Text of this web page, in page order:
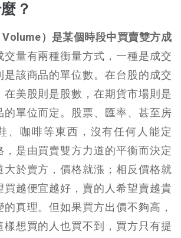
？
Volume）是某個時段中買賣雙方成
交量有兩種衡量方式，一種是成交
是該商品的單位數。在台股的成交
在美股則是股數，在期貨市場則是
的單位而定。股票、匯率、甚至房
、咖啡等東西，沒有任何人能定
，是由買賣雙方力道的平衡而決定
大於賣方，價格就漲；相反價格就
買越便宜越好，賣的人希望賣越貴
真理。但如果買方出價不夠高，
樣想買的人也買不到，買方只有提